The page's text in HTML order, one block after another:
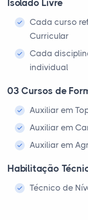
Isolado Livre
Cada curso
Curricular
Cada
individual
03 Cursos de
Auxiliar em
Auxiliar em
Auxiliar em
Habilitação
Técnico de